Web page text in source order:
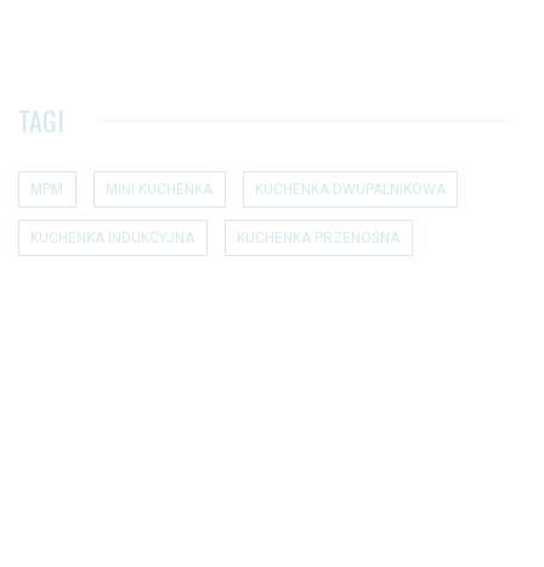
TAGI
MPM MINI KUCHENKA KUCHENKA DWUPALNIKOWA
KUCHENKA INDUKCYJNA KUCHENKA PRZENOŚNA